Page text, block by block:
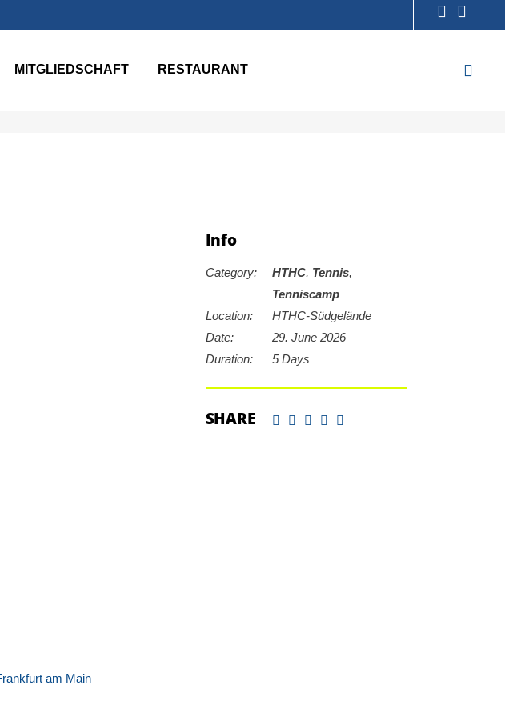
MITGLIEDSCHAFT RESTAURANT
Info
Category: HTHC, Tennis,
Tenniscamp
Location:
HTHC-Südgelände
Date:
29. June 2026
Duration:
5 Days
SHARE
am Main